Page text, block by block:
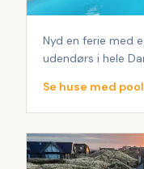
Nyd en ferie med
udendørs i hele
Se huse med pool